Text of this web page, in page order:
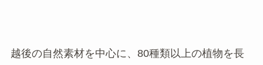
越後の自然素材を中心に、80種類以上の植物を長